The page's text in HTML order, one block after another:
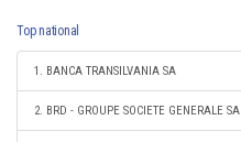
Top national
1. BANCA TRANSILVANIA SA
2. BRD - GROUPE SOCIETE GENERALE SA